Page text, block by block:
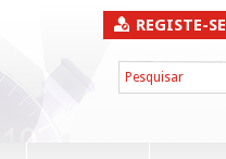
REGISTE-SE